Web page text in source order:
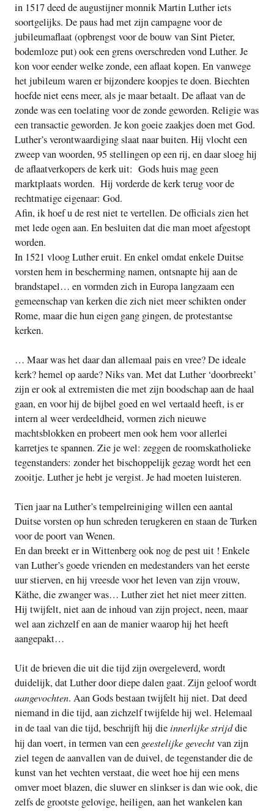
in 1517 deed de augustijner monnik Martin Luther iets
soortgelijks. De paus had met zijn campagne voor de
jubileumaflaat (opbrengst voor de bouw van Sint Pieter,
bodemloze put) ook een grens overschreden vond Luther. Je
kon voor eender welke zonde, een aflaat kopen. En vanwege
het jubileum waren er bijzondere koopjes te doen. Biechten
hoefde niet eens meer, als je maar betaalt. De aflaat van de
zonde was een toelating voor de zonde geworden. Religie was
een transactie geworden. Je kon goeie zaakjes doen met God.
Luther’s verontwaardiging slaat naar buiten. Hij vlocht een
zweep van woorden, 95 stellingen op een rij, en daar sloeg hij
de aflaatverkopers de kerk uit: Gods huis mag geen
marktplaats worden. Hij vorderde de kerk terug voor de
rechtmatige eigenaar: God.
Afin, ik hoef u de rest niet te vertellen. De officials zien het
met lede ogen aan. En besluiten dat die man moet afgestopt
worden.
In 1521 vloog Luther eruit. En enkel omdat enkele Duitse
vorsten hem in bescherming namen, ontsnapte hij aan de
brandstapel… en vormden zich in Europa langzaam een
gemeenschap van kerken die zich niet meer schikten onder
Rome, maar die hun eigen gang gingen, de protestantse
kerken.
… Maar was het daar dan allemaal pais en vree? De ideale
kerk? hemel op aarde? Niks van. Met dat Luther ‘doorbreekt’
zijn er ook al extremisten die met zijn boodschap aan de haal
gaan, en voor hij de bijbel goed en wel vertaald heeft, is er
intern al weer verdeeldheid, vormen zich nieuwe
machtsblokken en probeert men ook hem voor allerlei
karretjes te spannen. Zie je wel: zeggen de roomskatholieke
tegenstanders: zonder het bischoppelijk gezag wordt het een
zooitje. Luther je hebt je vergist. Je had moeten luisteren.
Tien jaar na Luther’s tempelreiniging willen een aantal
Duitse vorsten op hun schreden terugkeren en staan de Turken
voor de poort van Wenen.
En dan breekt er in Wittenberg ook nog de pest uit ! Enkele
van Luther’s goede vrienden en medestanders van het eerste
uur stierven, en hij vreesde voor het leven van zijn vrouw,
Käthe, die zwanger was… Luther ziet het niet meer zitten.
Hij twijfelt, niet aan de inhoud van zijn project, neen, maar
wel aan zichzelf en aan de manier waarop hij het heeft
aangepakt…
Uit de brieven die uit die tijd zijn overgeleverd, wordt
duidelijk, dat Luther door diepe dalen gaat. Zijn geloof wordt
aangevochten. Aan Gods bestaan twijfelt hij niet. Dat deed
niemand in die tijd, aan zichzelf twijfelde hij wel. Helemaal
in de taal van die tijd, beschrijft hij dieinnerlijke strijddie
hij dan voert, in termen van een geestelijke gevechtvan zijn
ziel tegen de aanvallen van de duivel, de tegenstander die de
kunst van het vechten verstaat, die weet hoe hij een mens
omver moet blazen, die sluwer en slinkser is dan wie ook, die
zelfs de grootste gelovige, heiligen, aan het wankelen kan